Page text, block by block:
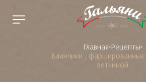
Главная Рецепты
Блинчики ,
ветчиной